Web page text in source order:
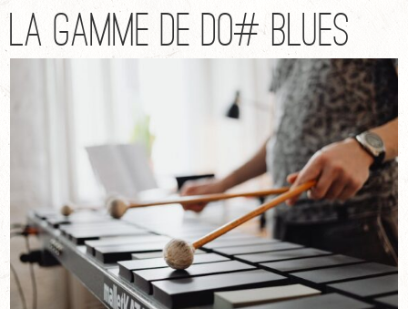
La gamme de DO# Blues